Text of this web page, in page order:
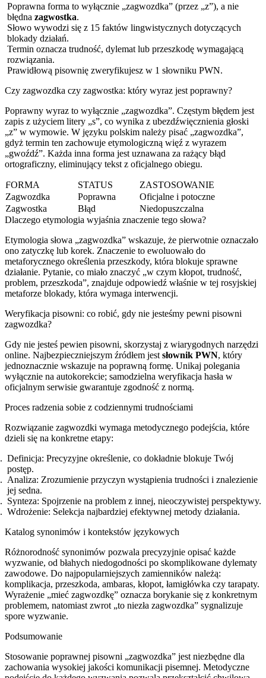
Poprawna forma to wyłącznie „zagwozdka” (przez „z”), a nie
błędna zagwostka.
Słowo wywodzi się z 15 faktów lingwistycznych dotyczących
blokady działań.
Termin oznacza trudność, dylemat lub przeszkodę wymagającą
rozwiązania.
Prawidłową pisownię zweryfikujesz w 1 słowniku PWN.
Czy zagwozdka czy zagwostka: który wyraz jest poprawny?
Poprawny wyraz to wyłącznie „zagwozdka”. Częstym błędem jest
zapis z użyciem litery „s”, co wynika z ubezdźwięcznienia głoski
„z” w wymowie. W języku polskim należy pisać „zagwozdka”,
gdyż termin ten zachowuje etymologiczną więź z wyrazem
„gwoźdź”. Każda inna forma jest uznawana za rażący błąd
ortograficzny, eliminujący tekst z oficjalnego obiegu.
FORMA STATUS
ZASTOSOWANIE
Zagwozdka
Poprawna
Oficjalne i potoczne
Zagwostka
Błąd
Niedopuszczalna
Dlaczego etymologia wyjaśnia znaczenie tego słowa?
Etymologia słowa „zagwozdka” wskazuje, że pierwotnie oznaczało
ono zatyczkę lub korek. Znaczenie to ewoluowało do
metaforycznego określenia przeszkody, która blokuje sprawne
działanie. Pytanie, co miało znaczyć „w czym kłopot, trudność,
problem, przeszkoda”, znajduje odpowiedź właśnie w tej rosyjskiej
metaforze blokady, która wymaga interwencji.
Weryfikacja pisowni: co robić, gdy nie jesteśmy pewni pisowni
zagwozdka?
Gdy nie jesteś pewien pisowni, skorzystaj z wiarygodnych narzędzi
online. Najbezpieczniejszym źródłem jest słownik PWN, który
jednoznacznie wskazuje na poprawną formę. Unikaj polegania
wyłącznie na autokorekcie; samodzielna weryfikacja hasła w
oficjalnym serwisie gwarantuje zgodność z normą.
Proces radzenia sobie z codziennymi trudnościami
Rozwiązanie zagwozdki wymaga metodycznego podejścia, które
dzieli się na konkretne etapy:
Definicja: Precyzyjne określenie, co dokładnie blokuje Twój
postęp.
Analiza: Zrozumienie przyczyn wystąpienia trudności i znalezienie
jej sedna.
Synteza: Spojrzenie na problem z innej, nieoczywistej perspektywy.
Wdrożenie: Selekcja najbardziej efektywnej metody działania.
Katalog synonimów i kontekstów językowych
Różnorodność synonimów pozwala precyzyjnie opisać każde
wyzwanie, od błahych niedogodności po skomplikowane dylematy
zawodowe. Do najpopularniejszych zamienników należą:
komplikacja, przeszkoda, ambaras, kłopot, łamigłówka czy tarapaty.
Wyrażenie „mieć zagwozdkę” oznacza borykanie się z konkretnym
problemem, natomiast zwrot „to niezła zagwozdka” sygnalizuje
spore wyzwanie.
Podsumowanie
Stosowanie poprawnej pisowni „zagwozdka” jest niezbędne dla
zachowania wysokiej jakości komunikacji pisemnej. Metodyczne